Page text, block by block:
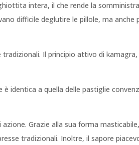
intera, il che rende la
difficile deglutire le pillole, ma anche
tradizionali. Il principio attivo di
identica a quella delle pastiglie
Grazie alla sua forma
tradizionali. Inoltre, il sapore